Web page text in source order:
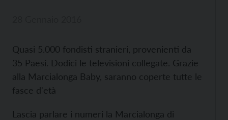
Quasi 5.000 fondisti stranieri, provenienti da
35 Paesi. Dodici le televisioni collegate. Grazie
alla Marcialonga Baby, saranno coperte tutte le
fasce d'età
Lascia parlare i numeri la Marcialonga di